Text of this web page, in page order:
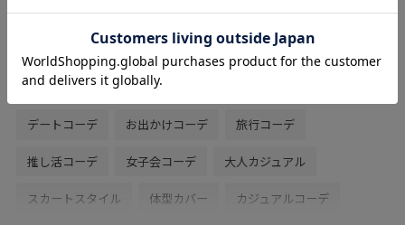
2BUY10%OFF対象商品
デートコーデ お出かけコーデ 旅行コーデ
推し活コーデ 女子会コーデ 大人カジュアル
スカートスタイル 体型カバー カジュアルコーデ